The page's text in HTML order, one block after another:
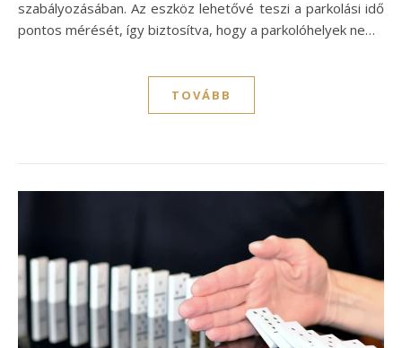
szabályozásában. Az eszköz lehetővé teszi a parkolási idő
pontos mérését, így biztosítva, hogy a parkolóhelyek ne…
TOVÁBB